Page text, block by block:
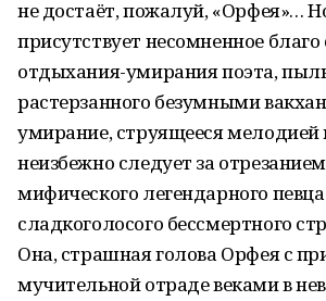
не достаёт, пожалуй, «Орфея»…
присутствует несомненное
отдыхания-умирания поэта,
растерзанного безумными
умирание, струящееся мелодией
неизбежно следует за
мифического легендарного певца
сладкоголосого бессмертного
Она, страшная голова Орфея с
мучительной отраде веками в